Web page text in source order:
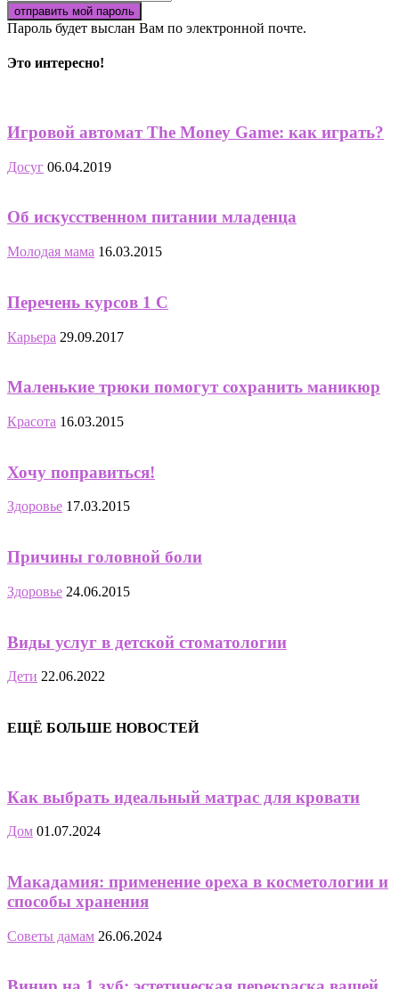
Пароль будет выслан Вам по электронной почте.
Это интересно!
Игровой автомат The Money Game: как играть?
Досуг 06.04.2019
Об искусственном питании младенца
Молодая мама 16.03.2015
Перечень курсов 1 С
Карьера 29.09.2017
Маленькие трюки помогут сохранить маникюр
Красота 16.03.2015
Хочу поправиться!
Здоровье 17.03.2015
Причины головной боли
Здоровье 24.06.2015
Виды услуг в детской стоматологии
Дети 22.06.2022
ЕЩЁ БОЛЬШЕ НОВОСТЕЙ
Как выбрать идеальный матрас для кровати
Дом 01.07.2024
Макадамия: применение ореха в косметологии и
способы хранения
Советы дамам 26.06.2024